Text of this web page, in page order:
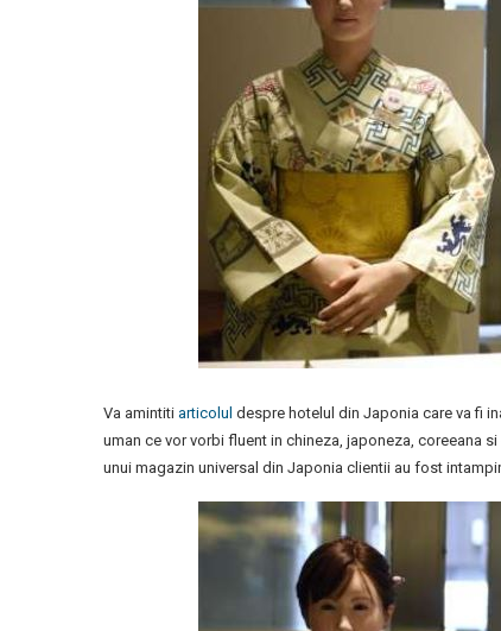
Va amintiti articolul despre hotelul din Japonia care va fi
uman ce vor vorbi fluent in chineza, japoneza, coreeana
unui magazin universal din Japonia clientii au fost